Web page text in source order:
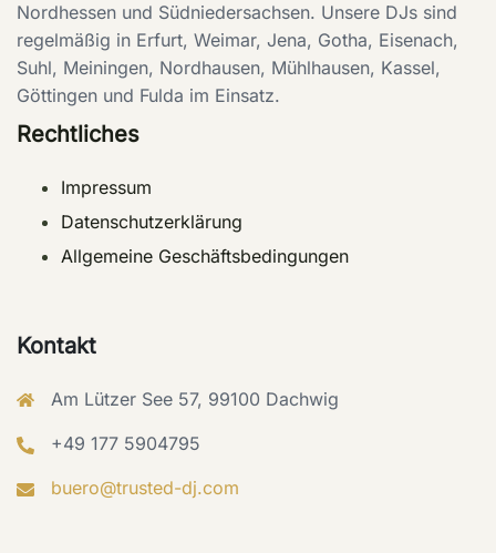
Nordhessen und Südniedersachsen. Unsere DJs sind
regelmäßig in Erfurt, Weimar, Jena, Gotha, Eisenach,
Suhl, Meiningen, Nordhausen, Mühlhausen, Kassel,
Göttingen und Fulda im Einsatz.
Rechtliches
Impressum
Datenschutzerklärung
Allgemeine Geschäftsbedingungen
Kontakt
Am Lützer See 57, 99100 Dachwig
+49 177 5904795
buero@trusted-dj.com